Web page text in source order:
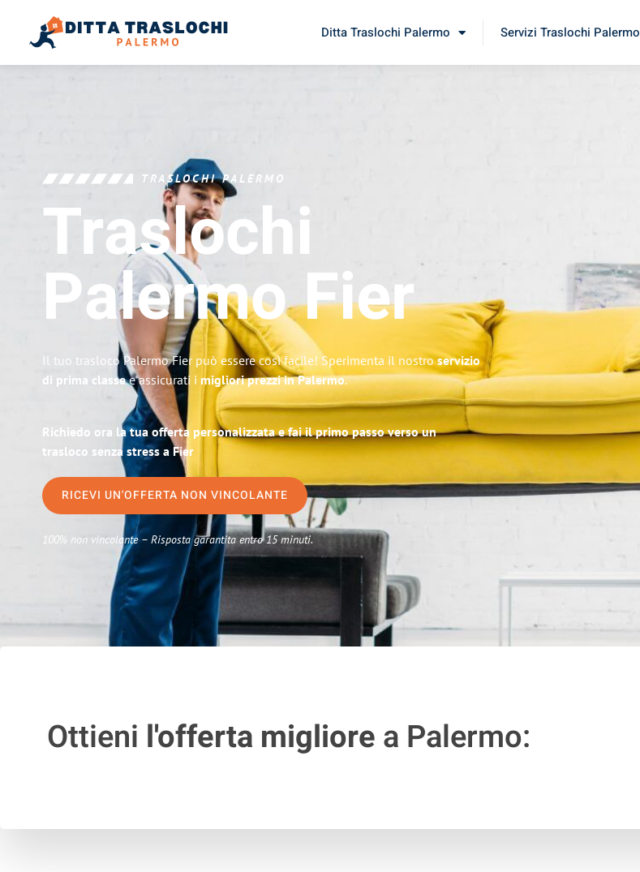
Ditta Traslochi Palermo Servizi Traslochi Palermo
TRASLOCHI PALERMO
Traslochi
PalermoFier
Il tuo trasloco Palermo Fier può essere così facile! Sperimenta il nostroservizio
di prima classee assicurati i migliori prezzi in Palermo.
Richiedo ora la tua offerta personalizzata e fai il primo passo verso un
trasloco senza stress a Fier
RICEVI UN'OFFERTA NON VINCOLANTE
100% non vincolante – Risposta garantita entro 15 minuti.
Ottieni l'offerta migliorea Palermo: